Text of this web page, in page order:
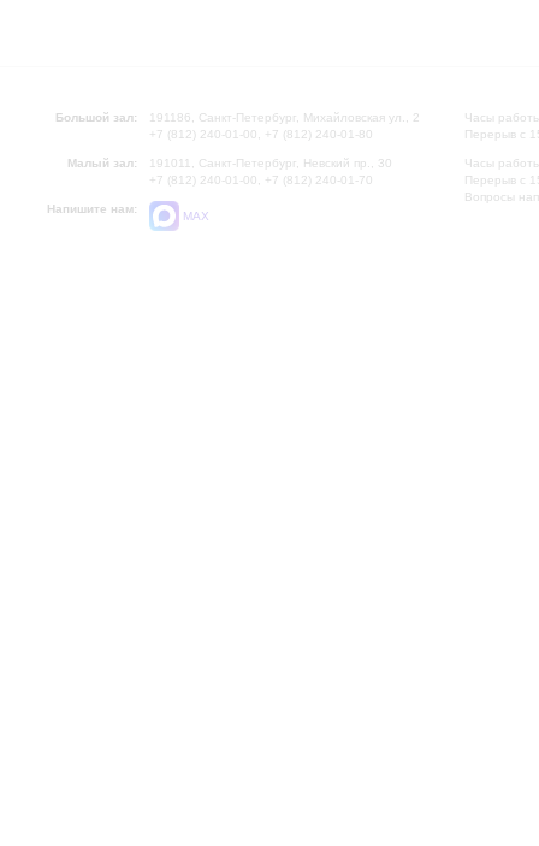
Большой зал:
191186, Санкт-Петербург, Михайловская ул., 2
+7 (812) 240-01-00, +7 (812) 240-01-80
Малый зал:
191011, Санкт-Петербург, Невский пр., 30
+7 (812) 240-01-00, +7 (812) 240-01-70
Напишите нам:
MAX
Часы
Перерыв с
Часы
Перерыв с
Вопросы